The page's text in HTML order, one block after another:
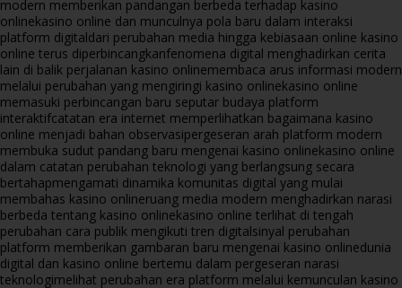
modern memberikan pandangan berbeda terhadap kasino
onlinekasino online dan munculnya pola baru dalam interaksi
platform digitaldari perubahan media hingga kebiasaan online kasino
online terus diperbincangkanfenomena digital menghadirkan cerita
lain di balik perjalanan kasino onlinemembaca arus informasi modern
melalui perubahan yang mengiringi kasino onlinekasino online
memasuki perbincangan baru seputar budaya platform
interaktifcatatan era internet memperlihatkan bagaimana kasino
online menjadi bahan observasipergeseran arah platform modern
membuka sudut pandang baru mengenai kasino onlinekasino online
dalam catatan perubahan teknologi yang berlangsung secara
bertahapmengamati dinamika komunitas digital yang mulai
membahas kasino onlineruang media modern menghadirkan narasi
berbeda tentang kasino onlinekasino online terlihat di tengah
perubahan cara publik mengikuti tren digitalsinyal perubahan
platform memberikan gambaran baru mengenai kasino onlinedunia
digital dan kasino online bertemu dalam pergeseran narasi
teknologimelihat perubahan era platform melalui kemunculan kasino